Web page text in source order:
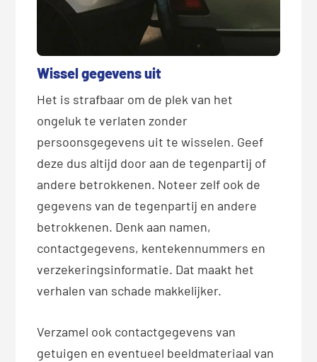
Wissel gegevens uit
Het is strafbaar om de plek van het
ongeluk te verlaten zonder
persoonsgegevens uit te wisselen. Geef
deze dus altijd door aan de tegenpartij of
andere betrokkenen. Noteer zelf ook de
gegevens van de tegenpartij en andere
betrokkenen. Denk aan namen,
contactgegevens, kentekennummers en
verzekeringsinformatie. Dat maakt het
verhalen van schade makkelijker.
Verzamel ook contactgegevens van
getuigen en eventueel beeldmateriaal van